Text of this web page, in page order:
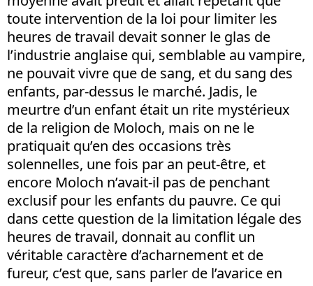
toute intervention de la loi pour limiter les
heures de travail devait sonner le glas de
l’industrie anglaise qui, semblable au vampire,
ne pouvait vivre que de sang, et du sang des
enfants, par-dessus le marché. Jadis, le
meurtre d’un enfant était un rite mystérieux
de la religion de Moloch, mais on ne le
pratiquait qu’en des occasions très
solennelles, une fois par an peut-être, et
encore Moloch n’avait-il pas de penchant
exclusif pour les enfants du pauvre. Ce qui
dans cette question de la limitation légale des
heures de travail, donnait au conflit un
véritable caractère d’acharnement et de
fureur, c’est que, sans parler de l’avarice en